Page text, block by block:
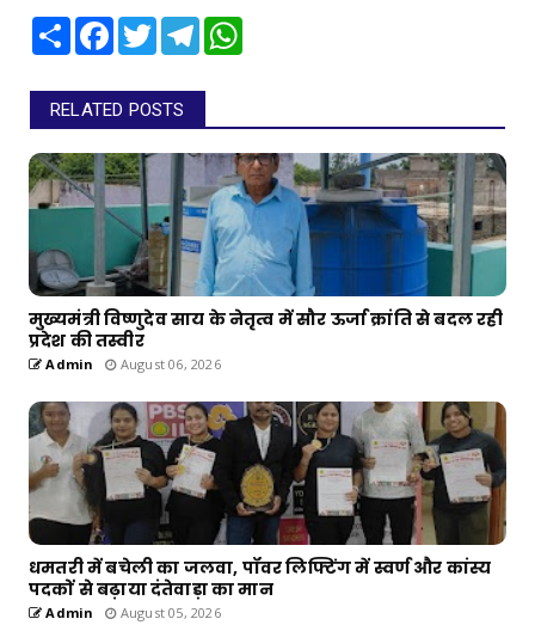
Share Facebook
TwitterTelegram
RELATED POSTS
मुख्यमंत्री विष्णुदेव साय के नेतृत्व में सौर ऊर्जा क्रांति से बदल रही
प्रदेश की तस्वीर
Admin August 06, 2026
धमतरी में बचेली का जलवा, पॉवर लिफ्टिंग में स्वर्ण और कांस्य
पदकों से बढ़ाया दंतेवाड़ा का मान
Admin August 05, 2026